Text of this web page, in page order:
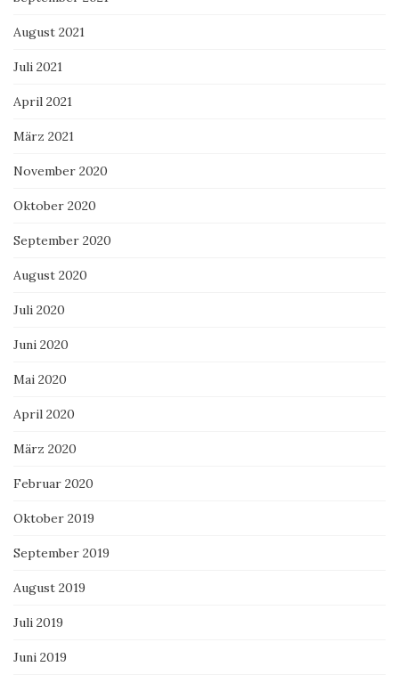
August 2021
Juli 2021
April 2021
März 2021
November 2020
Oktober 2020
September 2020
August 2020
Juli 2020
Juni 2020
Mai 2020
April 2020
März 2020
Februar 2020
Oktober 2019
September 2019
August 2019
Juli 2019
Juni 2019